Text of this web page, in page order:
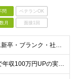
問 ベテランOK
月 面接1回
【20代・30代活躍中／第二新卒・ブランク・社会人経験10年以上も歓迎】 ＜応募条件＞ ◇学歴不問 ◇IT業界での実務経験をお持ちの方（年数不問） ※以下いずれかのご経験を想定しています └テスター
＼前職給与保証！入社1年で年収100万円UPの実績あり／ ＜経験2年未満の方＞ 月給30万円～35万円 ＜経験2年以上の方＞ 月給35万円～45万円 ＜PM/PL経験のある方＞ 月給70万円～1